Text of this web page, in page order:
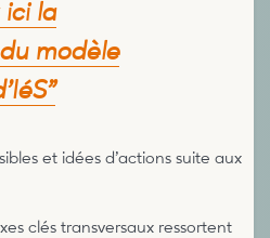
ici la
modèle
et idées d’actions suite aux
clés transversaux ressortent